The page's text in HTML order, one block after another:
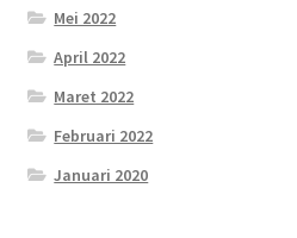
Mei 2022
April 2022
Maret 2022
Februari 2022
Januari 2020